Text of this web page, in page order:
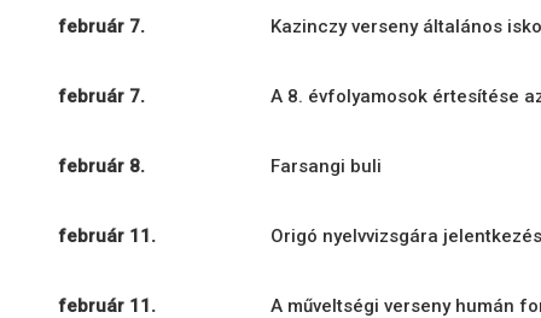
február 7. Kazinczy verseny általános
február 7. A 8. évfolyamosok értesítése
február 8. Farsangi buli
február 11. Origó nyelvvizsgára jelentkezés
február 11. A műveltségi verseny humán